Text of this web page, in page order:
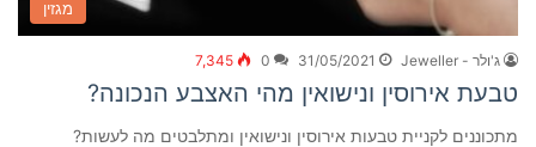
מגזין
ג'ולר - Jeweller 31/05/2021
0
7,345
טבעת אירוסין ונישואין מהי האצבע הנכונה?
מתכוננים לקניית טבעות אירוסין ונישואין ומתלבטים מה לעשות?